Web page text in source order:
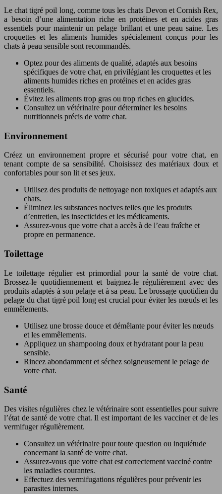
Le chat tigré poil long, comme tous les chats Devon et Cornish Rex,
a besoin d’une alimentation riche en protéines et en acides gras
essentiels pour maintenir un pelage brillant et une peau saine. Les
croquettes et les aliments humides spécialement conçus pour les
chats à peau sensible sont recommandés.
Optez pour des aliments de qualité, adaptés aux besoins
spécifiques de votre chat, en privilégiant les croquettes et les
aliments humides riches en protéines et en acides gras
essentiels.
Évitez les aliments trop gras ou trop riches en glucides.
Consultez un vétérinaire pour déterminer les besoins
nutritionnels précis de votre chat.
Environnement
Créez un environnement propre et sécurisé pour votre chat, en
tenant compte de sa sensibilité. Choisissez des matériaux doux et
confortables pour son lit et ses jeux.
Utilisez des produits de nettoyage non toxiques et adaptés aux
chats.
Éliminez les substances nocives telles que les produits
d’entretien, les insecticides et les médicaments.
Assurez-vous que votre chat a accès à de l’eau fraîche et
propre en permanence.
Toilettage
Le toilettage régulier est primordial pour la santé de votre chat.
Brossez-le quotidiennement et baignez-le régulièrement avec des
produits adaptés à son pelage et à sa peau. Le brossage quotidien du
pelage du chat tigré poil long est crucial pour éviter les nœuds et les
emmêlements.
Utilisez une brosse douce et démêlante pour éviter les nœuds
et les emmêlements.
Appliquez un shampooing doux et hydratant pour la peau
sensible.
Rincez abondamment et séchez soigneusement le pelage de
votre chat.
Santé
Des visites régulières chez le vétérinaire sont essentielles pour suivre
l’état de santé de votre chat. Il est important de les vacciner et de les
vermifuger régulièrement.
Consultez un vétérinaire pour toute question ou inquiétude
concernant la santé de votre chat.
Assurez-vous que votre chat est correctement vacciné contre
les maladies courantes.
Effectuez des vermifugations régulières pour prévenir les
parasites internes.